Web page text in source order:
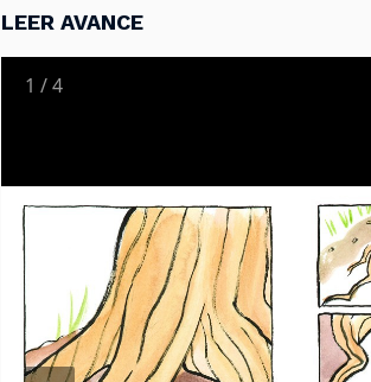
LEER AVANCE
1 /4